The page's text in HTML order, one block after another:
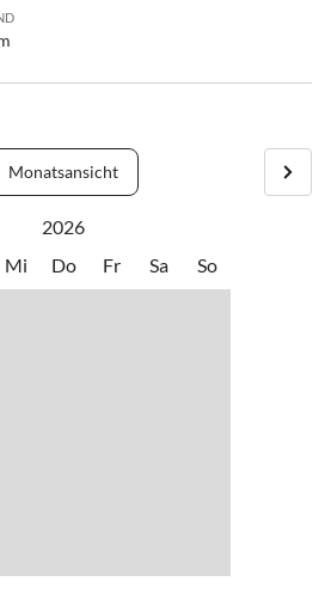
Monatsansicht
2026
Mi Do Fr Sa So